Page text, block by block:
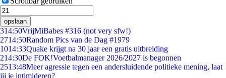
opslaan
314:50VrijMiBabes #316 (not very sfw!)
2714:50Random Pics van de Dag #1979
1014:33Quake krijgt na 30 jaar een gratis uitbreiding
214:30De FOK!Voetbalmanager 2026/2027 is begonnen
2513:48Meer agressie tegen een andersluidende politieke mening, laat
jij je intimideren?